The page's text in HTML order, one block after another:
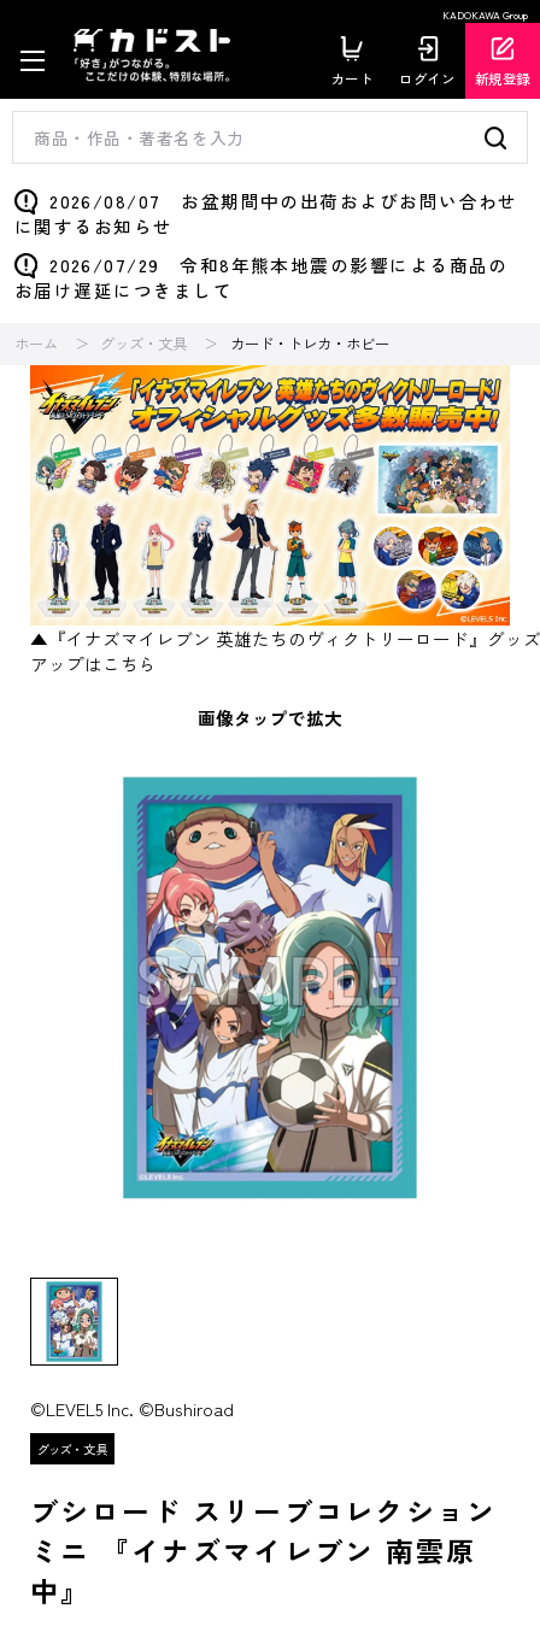
KADOKAWA Group
カート ログイン 新規登録
2026/08/07 お盆期間中の出荷およびお問い合わせ
に関するお知らせ
2026/07/29 令和8年熊本地震の影響による商品の
お届け遅延につきまして
ホーム グッズ・文具 カード・トレカ・ホビー
▲『イナズマイレブン 英雄たちのヴィクトリーロード』グッ
アップはこちら
画像タップで拡大
©LEVEL5 Inc. ©Bushiroad
ブシロード スリーブコレクション
ミニ 『イナズマイレブン 南雲原
中』